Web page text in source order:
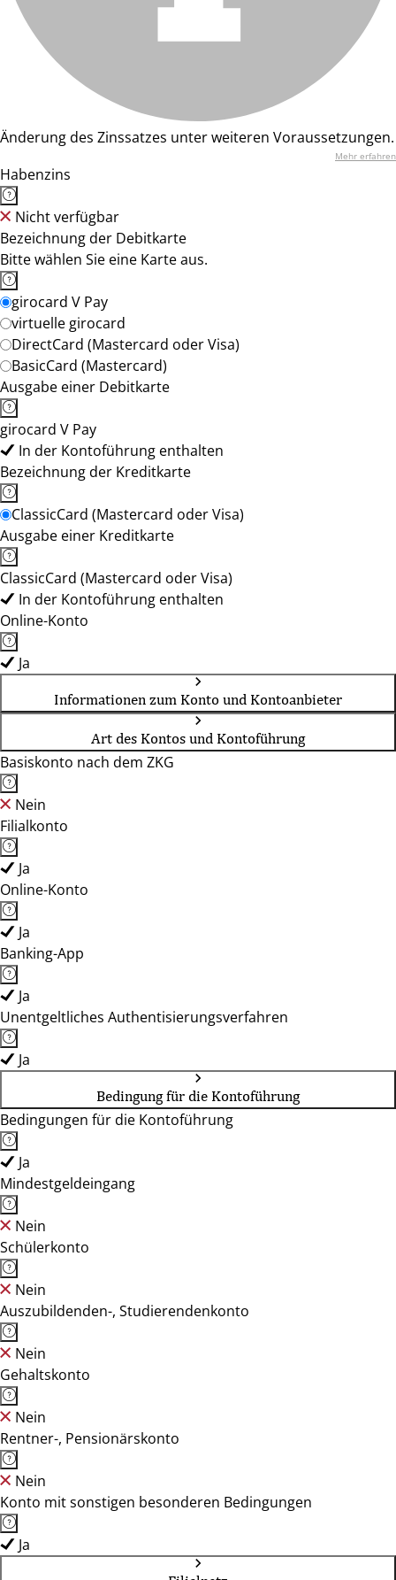
Änderung des Zinssatzes unter weiteren Voraussetzungen.
Mehr erfahren
Habenzins
Nicht verfügbar
Bezeichnung der Debitkarte
Bitte wählen Sie eine Karte aus.
girocard V Pay
virtuelle girocard
DirectCard (Mastercard oder Visa)
BasicCard (Mastercard)
Ausgabe einer Debitkarte
girocard V Pay
In der Kontoführung enthalten
Bezeichnung der Kreditkarte
ClassicCard (Mastercard oder Visa)
Ausgabe einer Kreditkarte
ClassicCard (Mastercard oder Visa)
In der Kontoführung enthalten
Online-Konto
Ja
Informationen zum Konto und Kontoanbieter
Art des Kontos und Kontoführung
Basiskonto nach dem ZKG
Nein
Filialkonto
Ja
Online-Konto
Ja
Banking-App
Ja
Unentgeltliches Authentisierungsverfahren
Ja
Bedingung für die Kontoführung
Bedingungen für die Kontoführung
Ja
Mindestgeldeingang
Nein
Schülerkonto
Nein
Auszubildenden-, Studierendenkonto
Nein
Gehaltskonto
Nein
Rentner-, Pensionärskonto
Nein
Konto mit sonstigen besonderen Bedingungen
Ja